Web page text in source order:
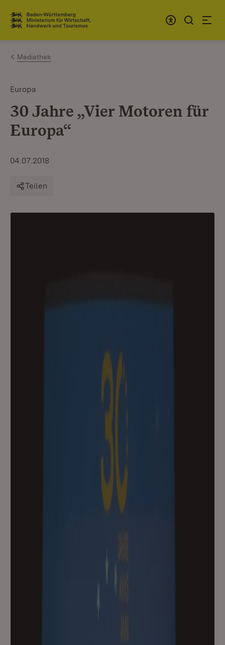
Zum Inhalt springen
Link zur Startseite
Mediathek
Europa
30 Jahre „Vier Motoren für
Europa“
04.07.2018
Teilen